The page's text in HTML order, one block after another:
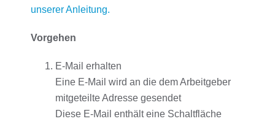
unserer Anleitung.
Vorgehen
E-Mail erhalten
Eine E-Mail wird an die dem Arbeitgeber
mitgeteilte Adresse gesendet
Diese E-Mail enthält eine Schaltfläche